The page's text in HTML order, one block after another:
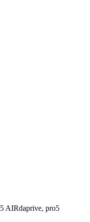
AIRdaprive, pro5